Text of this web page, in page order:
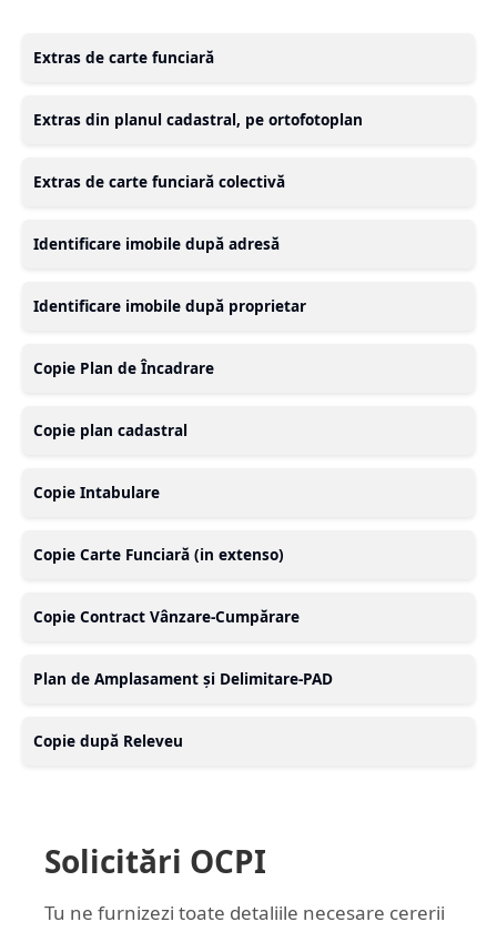
Extras de carte funciară
Extras din planul cadastral, pe ortofotoplan
Extras de carte funciară colectivă
Identificare imobile după adresă
Identificare imobile după proprietar
Copie Plan de Încadrare
Copie plan cadastral
Copie Intabulare
Copie Carte Funciară (in extenso)
Copie Contract Vânzare-Cumpărare
Plan de Amplasament și Delimitare-PAD
Copie după Releveu
Solicitări OCPI
Tu ne furnizezi toate detaliile necesare cererii